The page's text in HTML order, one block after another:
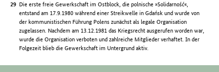
Die erste freie Gewerkschaft im Ostblock, die polnische »Solidarność«,
entstand am 17.9.1980 während einer Streikwelle in Gdańsk und wurde von
der kommunistischen Führung Polens zunächst als legale Organisation
zugelassen. Nachdem am 13.12.1981 das Kriegsrecht ausgerufen worden war,
wurde die Organisation verboten und zahlreiche Mitglieder verhaftet. In der
Folgezeit blieb die Gewerkschaft im Untergrund aktiv.